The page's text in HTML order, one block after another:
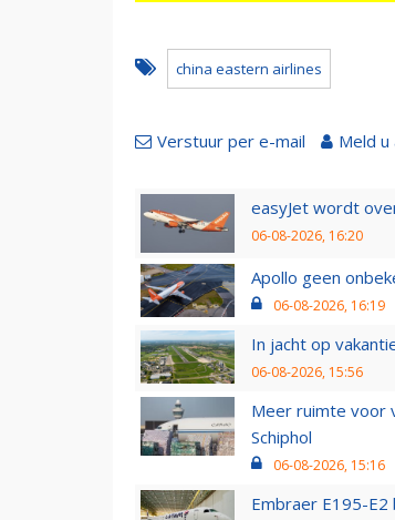
china eastern airlines
Verstuur per e-mail Meld
easyJet wordt
06-08-2026, 16:20
Apollo geen
06-08-2026, 16:19
In jacht op
06-08-2026, 15:56
Meer ruimte voor
Schiphol
06-08-2026, 15:16
Embraer E195-